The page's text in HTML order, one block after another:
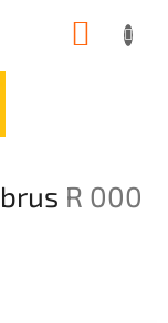
R 000